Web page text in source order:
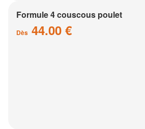
Formule 4 couscous poulet
Dès 44.00 €